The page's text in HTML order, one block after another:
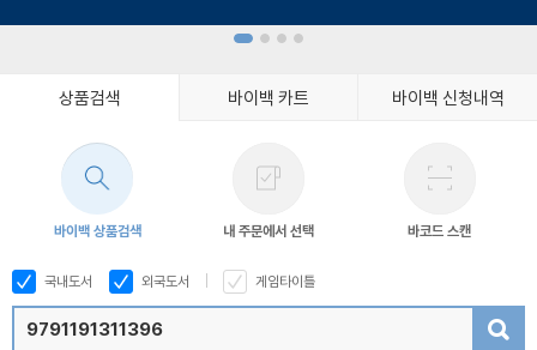
상품검색 바이백 카트 바이백 신청내역
바이백 상품검색 내 주문에서 선택 바코드 스캔
국내도서 외국도서 게임타이틀